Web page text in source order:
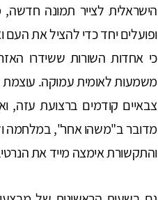
הישראלית לצייר תמונה
ופועלים יחד כדי להציל את
כי אחדות השורות ששידרו
צבאיים קודמים ברצועת עזה,
מדובר ב"משהו אחר", במלחמה
והתקשורת אימצה מייד את